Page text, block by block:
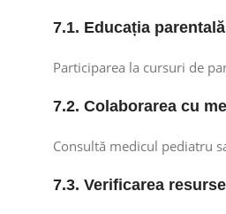
7.1. Educația parentală
Participarea la cursuri de
7.2. Colaborarea cu
Consultă medicul pediatru
7.3. Verificarea